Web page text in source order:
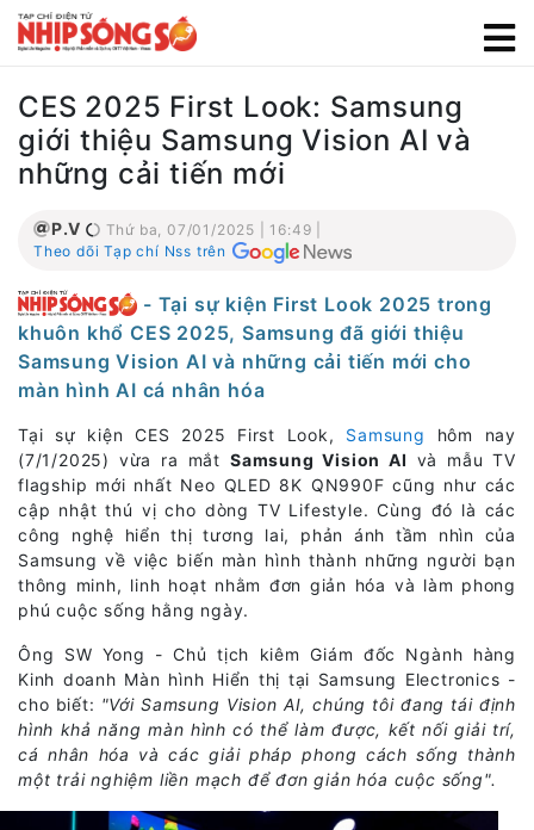
CES 2025 First Look: Samsung
giới thiệu Samsung Vision AI và
những cải tiến mới
P.V
Thứ ba, 07/01/2025 | 16:49 |
Theo dõi Tạp chí Nss trên
- Tại sự kiện First Look 2025 trong
khuôn khổ CES 2025, Samsung đã giới thiệu
Samsung Vision AI và những cải tiến mới cho
màn hình AI cá nhân hóa
Tại sự kiện CES 2025 First Look, Samsung
hôm nay
(7/1/2025) vừa ra mắt Samsung Vision AI và mẫu TV
flagship mới nhất Neo QLED 8K QN990F cũng như các
cập nhật thú vị cho dòng TV Lifestyle. Cùng đó là các
công nghệ hiển thị tương lai, phản ánh tầm nhìn của
Samsung về việc biến màn hình thành những người bạn
thông minh, linh hoạt nhằm đơn giản hóa và làm phong
phú cuộc sống hằng ngày.
Ông SW Yong - Chủ tịch kiêm Giám đốc Ngành hàng
Kinh doanh Màn hình Hiển thị tại Samsung Electronics -
cho biết: "Với Samsung Vision AI, chúng tôi đang tái định
hình khả năng màn hình có thể làm được, kết nối giải trí,
cá nhân hóa và các giải pháp phong cách sống thành
một trải nghiệm liền mạch để đơn giản hóa cuộc sống".